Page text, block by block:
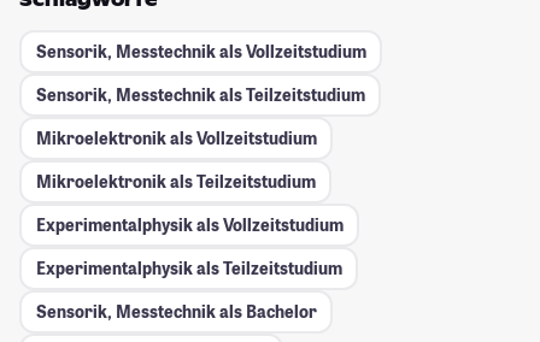
Sensorik, Messtechnik als Vollzeitstudium
Sensorik, Messtechnik als Teilzeitstudium
Mikroelektronik als Vollzeitstudium
Mikroelektronik als Teilzeitstudium
Experimentalphysik als Vollzeitstudium
Experimentalphysik als Teilzeitstudium
Sensorik, Messtechnik als Bachelor